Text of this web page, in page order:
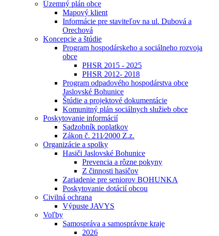
Územný plán obce
Mapový klient
Informácie pre staviteľov na ul. Dubová a
Orechová
Koncepcie a štúdie
Program hospodárskeho a sociálneho rozvoja
obce
PHSR 2015 - 2025
PHSR 2012- 2018
Program odpadového hospodárstva obce
Jaslovské Bohunice
Štúdie a projektové dokumentácie
Komunitný plán sociálnych služieb obce
Poskytovanie informácií
Sadzobník poplatkov
Zákon č. 211⁄2000 Z.z.
Organizácie a spolky
Hasiči Jaslovské Bohunice
Prevencia a rôzne pokyny
Z činnosti hasičov
Zariadenie pre seniorov BOHUNKA
Poskytovanie dotácií obcou
Civilná ochrana
Výpuste JAVYS
Voľby
Samospráva a samosprávne kraje
2026